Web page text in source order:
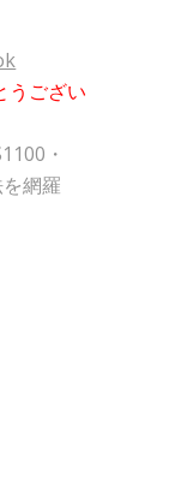
うござい
・
網羅